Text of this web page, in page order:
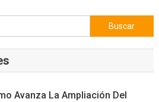
Buscar:
Avanza La Ampliación Del